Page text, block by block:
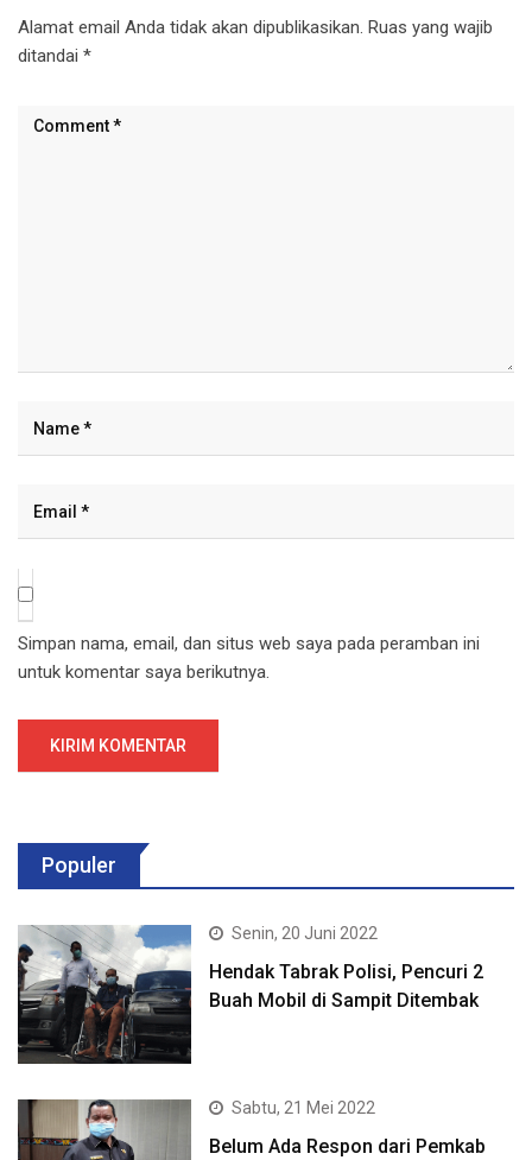
Alamat email Anda tidak akan dipublikasikan. Ruas yang wajib
ditandai *
Simpan nama, email, dan situs web saya pada peramban ini
untuk komentar saya berikutnya.
Populer
Senin, 20 Juni 2022
Hendak Tabrak Polisi, Pencuri 2
Buah Mobil di Sampit Ditembak
Sabtu, 21 Mei 2022
Belum Ada Respon dari Pemkab